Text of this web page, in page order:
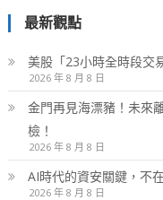
最新觀點
美股「23小時全時段交
2026 年 8 月 8 日
金門再見海漂豬！未來
檢！
2026 年 8 月 8 日
AI時代的資安關鍵，不
2026 年 8 月 8 日